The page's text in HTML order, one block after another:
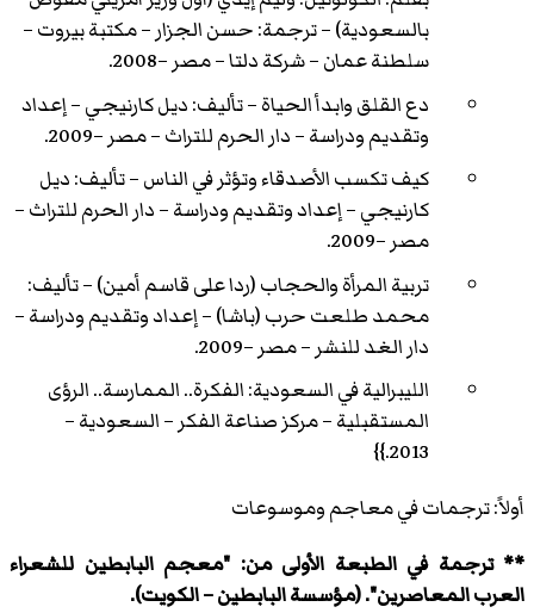
بالسعودية) – ترجمة: حسن الجزار – مكتبة بيروت –
سلطنة عمان – شركة دلتا – مصر –2008.
دع القلق وابدأ الحياة – تأليف: ديل كارنيجي – إعداد
وتقديم ودراسة – دار الحرم للتراث – مصر –2009.
كيف تكسب الأصدقاء وتؤثر في الناس – تأليف: ديل
كارنيجي – إعداد وتقديم ودراسة – دار الحرم للتراث –
مصر –2009.
تربية المرأة والحجاب (ردا على قاسم أمين) – تأليف:
محمد طلعت حرب (باشا) – إعداد وتقديم ودراسة –
دار الغد للنشر – مصر –2009.
الليبرالية في السعودية: الفكرة.. الممارسة.. الرؤى
المستقبلية – مركز صناعة الفكر – السعودية –
2013.}}
أولاً: ترجمات في معاجم وموسوعات
** ترجمة في الطبعة الأولى من: "معجم البابطين للشعراء
العرب المعاصرين". (مؤسسة البابطين – الكويت).